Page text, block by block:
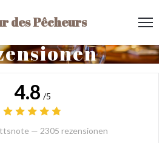
des Pêcheurs
4.8 /5
— 2305 rezensionen